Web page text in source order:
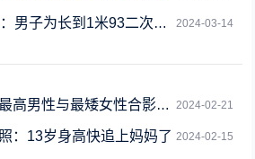
2024-03-14
1米93二次砸断腿骨手术增高 花57万
2024-02-21
最矮女性合影：二人相差1.88米
2024-02-15
：13岁身高快追上妈妈了